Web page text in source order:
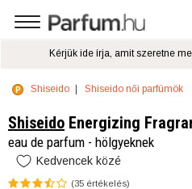
Shiseido Shiseido női parfümök
Shiseido Energizing
eau de parfum - hölgyeknek
Kedvencek közé
(35 értékelés)